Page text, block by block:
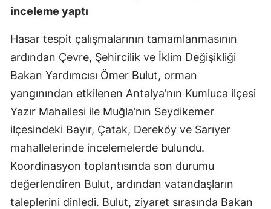
inceleme yaptı
Hasar tespit çalışmalarının tamamlanmasının
ardından Çevre, Şehircilik ve İklim Değişikliği
Bakan Yardımcısı Ömer Bulut, orman
yangınından etkilenen Antalya’nın Kumluca ilçesi
Yazır Mahallesi ile Muğla’nın Seydikemer
ilçesindeki Bayır, Çatak, Dereköy ve Sarıyer
mahallelerinde incelemelerde bulundu.
Koordinasyon toplantısında son durumu
değerlendiren Bulut, ardından vatandaşların
taleplerini dinledi. Bulut, ziyaret sırasında Bakan